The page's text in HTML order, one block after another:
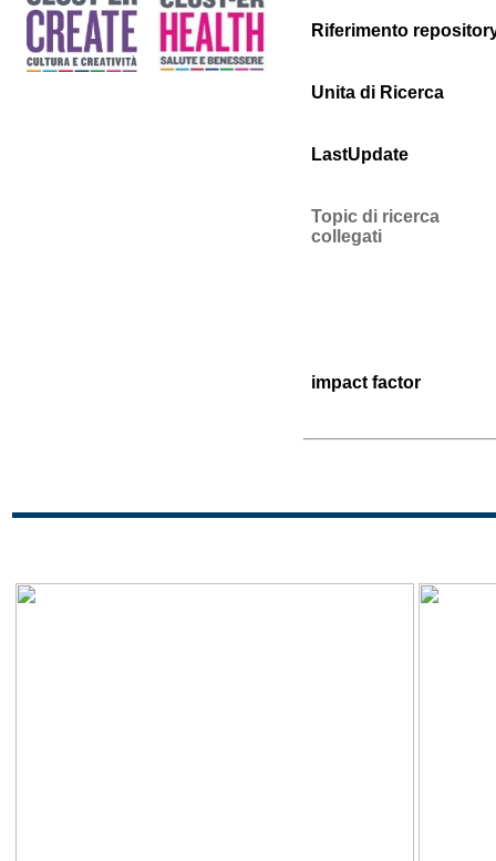
Riferimento
Unita di Ricerca
LastUpdate
Topic di ricerca
collegati
impact factor